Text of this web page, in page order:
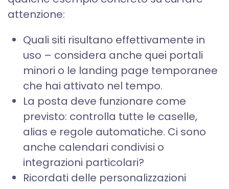
attenzione:
Quali siti risultano effettivamente in
uso – considera anche quei portali
minori o le landing page temporanee
che hai attivato nel tempo.
La posta deve funzionare come
previsto: controlla tutte le caselle,
alias e regole automatiche. Ci sono
anche calendari condivisi o
integrazioni particolari?
Ricordati delle personalizzazioni